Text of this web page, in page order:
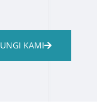
KAMI